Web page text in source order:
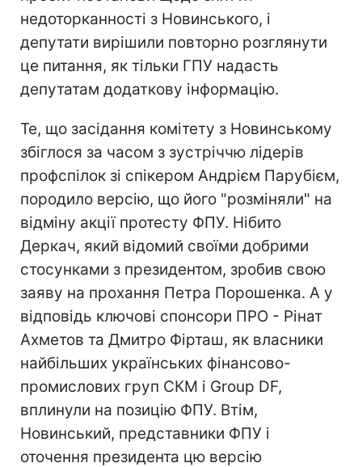
недоторканності з Новинського, і
депутати вирішили повторно розглянути
це питання, як тільки ГПУ надасть
депутатам додаткову інформацію.
Те, що засідання комітету з Новинському
збіглося за часом з зустріччю лідерів
профспілок зі спікером Андрієм Парубієм,
породило версію, що його "розміняли" на
відміну акції протесту ФПУ. Нібито
Деркач, який відомий своїми добрими
стосунками з президентом, зробив свою
заяву на прохання Петра Порошенка. А у
відповідь ключові спонсори ПРО - Рінат
Ахметов та Дмитро Фірташ, як власники
найбільших українських фінансово-
промислових груп СКМ і Group DF,
вплинули на позицію ФПУ. Втім,
Новинський, представники ФПУ і
оточення президента цю версію